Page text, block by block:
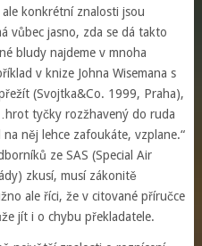
konkrétní znalosti jsou
vůbec jasno, zda se dá takto
bludy najdeme v mnoha
v knize Johna Wisemana s
(Svojtka&Co. 1999, Praha),
tyčky rozžhavený do ruda
něj lehce zafoukáte, vzplane.“
ze SAS (Special Air
zkusí, musí zákonitě
ale říci, že v citované příručce
jít i o chybu překladatele.